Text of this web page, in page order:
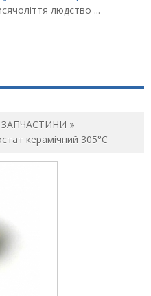
людство ...
керамічний 305°C